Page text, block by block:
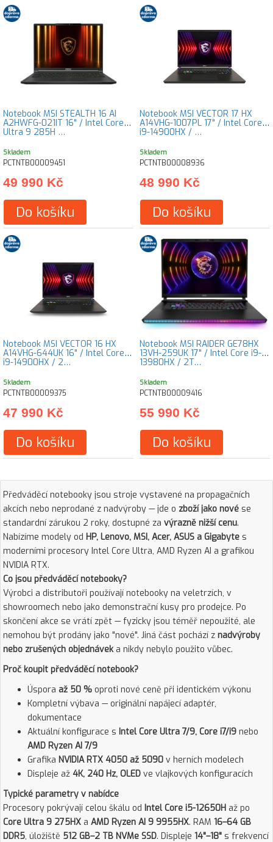
Notebook MSI STEALTH 16 AI
A2HWFG-021IT 16" / Intel Core
Ultra 9 285H …
Skladem
PCTNTB00009451
49 990 Kč
Do košíku
Notebook MSI VECTOR 17 HX
A14VHG-1007PL 17" / Intel Core
i9-14900HX / …
Skladem
PCTNTB00008936
48 990 Kč
Do košíku
Notebook MSI VECTOR 16 HX
A14VHG-644UK 16" / Intel Core
i9-14900HX / 2…
Skladem
PCTNTB00009375
47 990 Kč
Do košíku
Notebook MSI RAIDER GE78HX
13VH-259UK 17" / Intel Core i9-
13980HX / 2T…
Skladem
PCTNTB00009416
55 990 Kč
Do košíku
Předváděcí notebooky jsou stroje vystavené na propagačních
akcích nebo neprodané z nadvýroby — jde o zboží jako nové se
standardní zárukou 2 roky, dostupné za výrazně nižší cenu.
Nabízíme modely od HP, Lenovo, MSI, Acer, ASUS a Gigabyte s
moderními procesory Intel Core Ultra, AMD Ryzen AI a grafikou
NVIDIA RTX.
Co jsou předváděcí notebooky?
Výrobci a distributoři používají notebooky na veletrzích, v
showroomech nebo jako demonstrační kusy pro prodejce. Po
skončení akce se vrátí zpět — fyzicky jsou téměř nepoužité, ale
nemohou být prodány jako "nové". Jiná část pochází z nadvýroby
nebo zrušených objednáveka nikdy nebylo použito vůbec.
Proč koupit předváděcí notebook?
Úspora až 50 % oproti nové ceně při identickém výkonu
Kompletní výbava — originální napájecí adaptér,
dokumentace
Aktuální konfigurace s Intel Core Ultra 7/9, Core i7/i9 nebo
AMD Ryzen AI 7/9
Grafika NVIDIA RTX 4050 až 5090 v herních modelech
Displeje až 4K, 240 Hz, OLED ve vlajkových konfiguracích
Typické parametry v nabídce
Procesory pokrývají celou škálu od Intel Core i5-12650H až po
Core Ultra 9 275HX a AMD Ryzen AI 9 9955HX. RAM 16–64 GB
DDR5, úložiště 512 GB–2 TB NVMe SSD. Displeje 14"–18" s frekvencí